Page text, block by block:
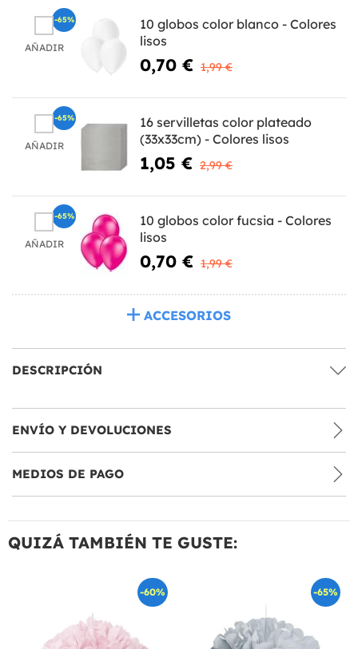
AÑADIR
10 globos color blanco - Colores
lisos
0,70 € 1,99 €
-65%
AÑADIR
16 servilletas color plateado
(33x33cm) - Colores lisos
1,05 € 2,99 €
-65%
AÑADIR
10 globos color fucsia - Colores
lisos
0,70 € 1,99 €
-65%
ACCESORIOS
DESCRIPCIÓN
ENVÍO Y DEVOLUCIONES
MEDIOS DE PAGO
QUIZÁ TAMBIÉN TE GUSTE:
-60% -65%